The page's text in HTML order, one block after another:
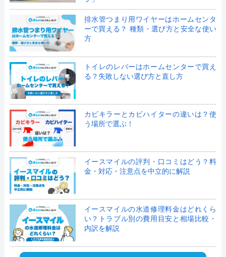
排水管つまり用ワイヤーはホームセンタ
ーで買える？ 種類・選び方と安全な使い
方
トイレのレバーはホームセンターで買え
る？失敗しない選び方と直し方
カビキラーとカビハイターの違いは？使
う場所で選ぶ！
イースマイルの評判・口コミはどう？料
金・対応・注意点を中立的に解説
イースマイルの水道修理料金はどれくら
い？トラブル別の費用目安と相場比較・
内訳を解説